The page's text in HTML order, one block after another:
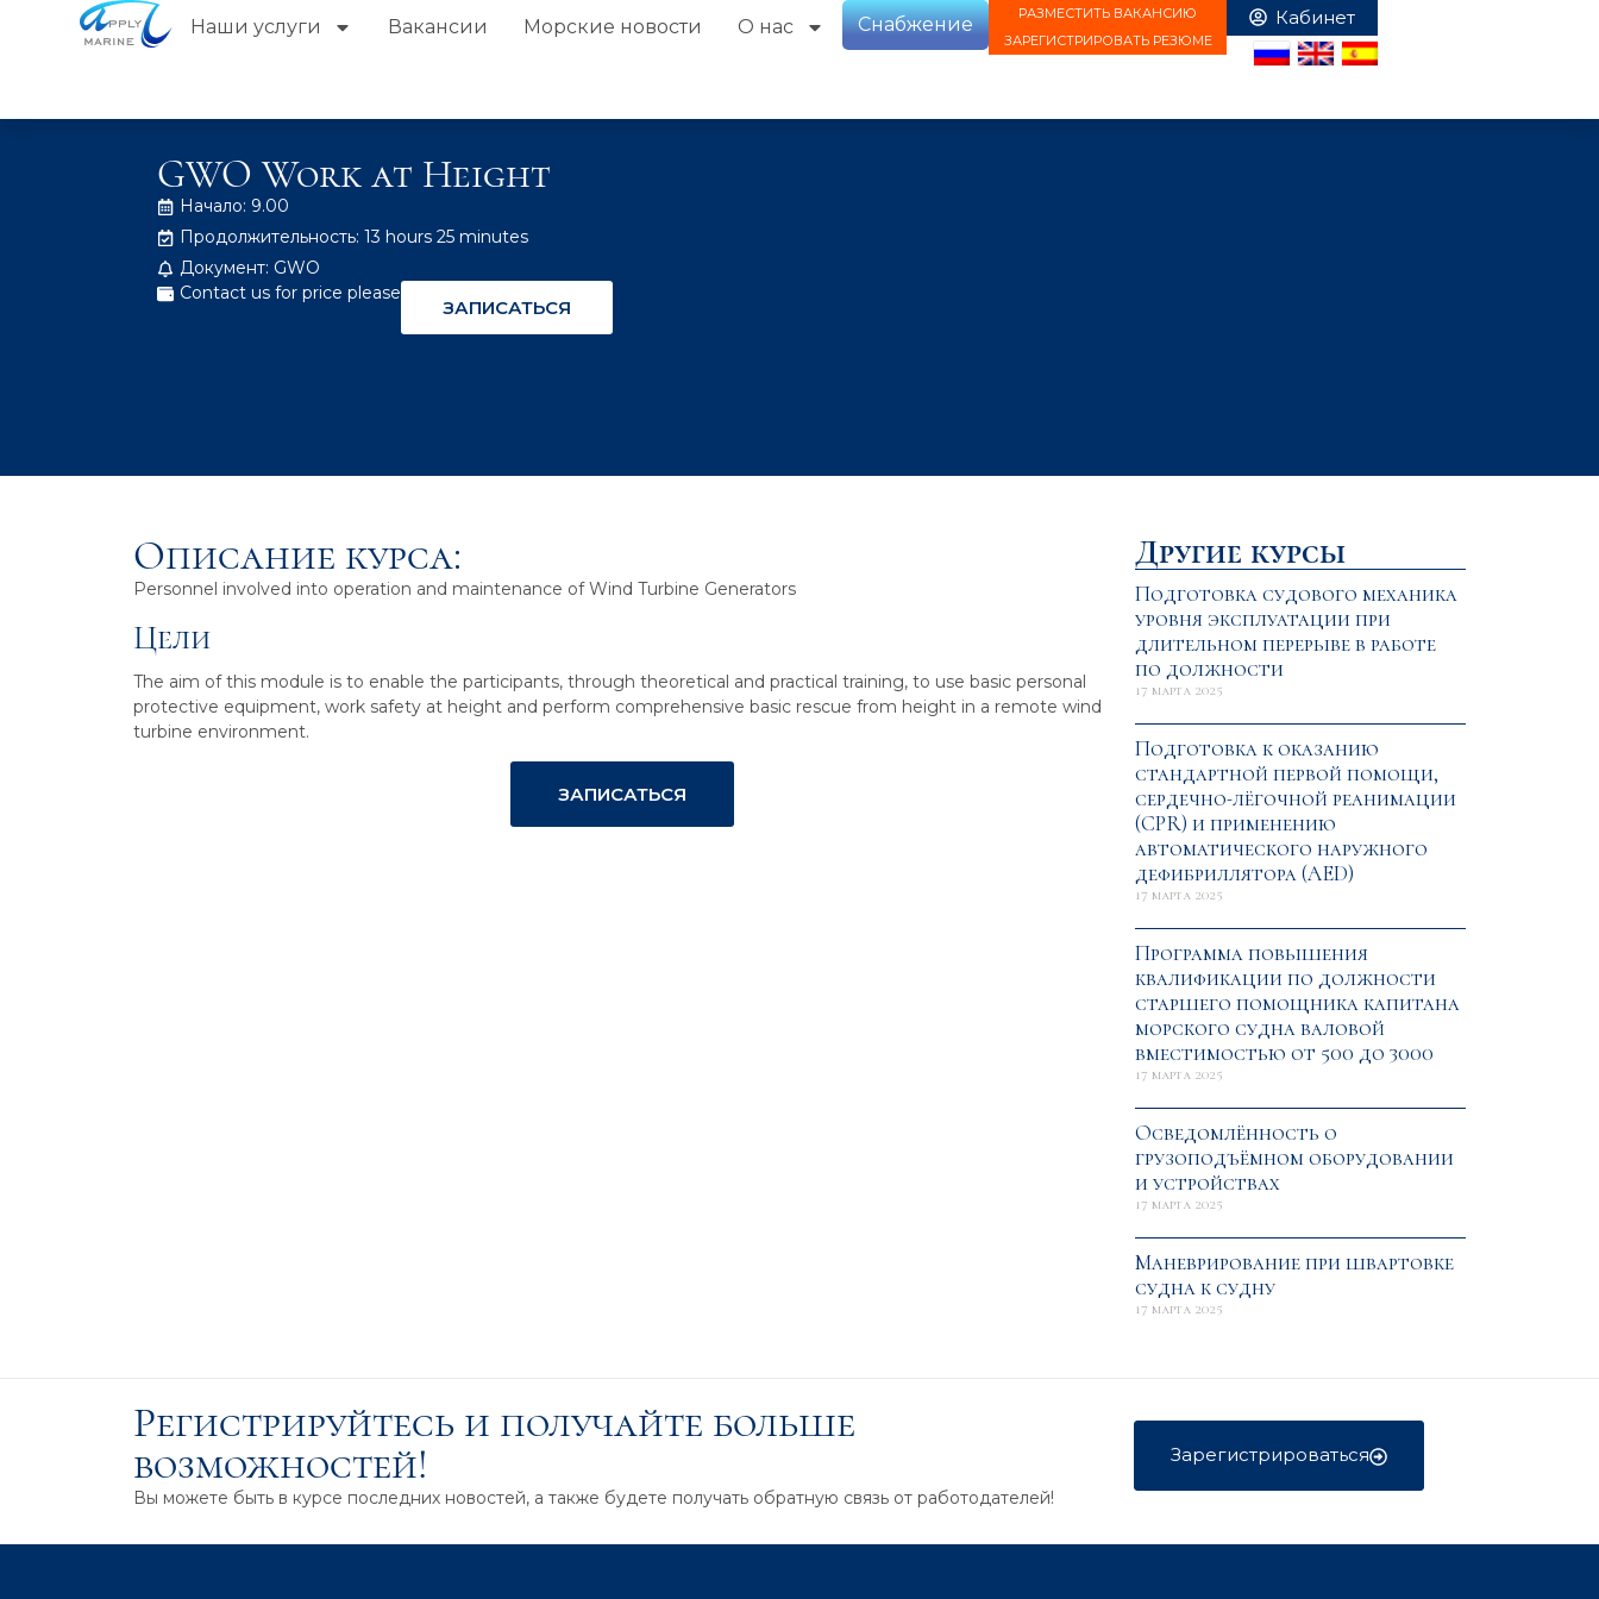
Наши услуги Вакансии Морские новости О нас Снабжение
РАЗМЕСТИТЬ ВАКАНСИЮ
ЗАРЕГИСТРИРОВАТЬ РЕЗЮМЕ
GWO Work at Height
Начало: 9.00
Продолжительность: 13 hours 25 minutes
Документ: GWO
Contact us for price please
ЗАПИСАТЬСЯ
Описание курса:
Personnel involved into operation and maintenance of Wind Turbine Generators
Цели
The aim of this module is to enable the participants, through theoretical and practical training, to use basic personal
protective equipment, work safety at height and perform comprehensive basic rescue from height in a remote wind
turbine environment.
ЗАПИСАТЬСЯ
Другие курсы
Подготовка судового механика
уровня эксплуатации при
длительном перерыве в работе
по должности
17 марта 2025
Подготовка к оказанию
стандартной первой помощи,
сердечно-лёгочной реанимации
(CPR) и применению
автоматического наружного
дефибриллятора (AED)
17 марта 2025
Программа повышения
квалификации по должности
старшего помощника капитана
морского судна валовой
вместимостью от 500 до 3000
17 марта 2025
Осведомлённость о
грузоподъёмном оборудовании
и устройствах
17 марта 2025
Маневрирование при швартовке
судна к судну
17 марта 2025
Регистрируйтесь и получайте больше
возможностей!
Вы можете быть в курсе последних новостей, а также будете получать обратную связь от работодателей!
Зарегистрироваться